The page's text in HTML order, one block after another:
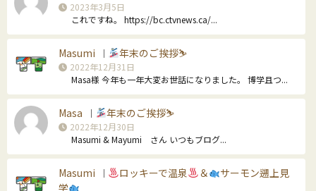
2023年3月5日
これですね。 https://bc.ctvnews.ca/...
Masumi ｜ 年末のご挨拶⛷
2022年12月31日
Masa様 今年も一年大変お世話になりました。 博学且つ...
Masa ｜ 年末のご挨拶⛷
2022年12月30日
Masumi & Mayumi さん いつもブログ...
Masumi ｜ ロッキーで温泉 ＆
サーモン遡上見
学